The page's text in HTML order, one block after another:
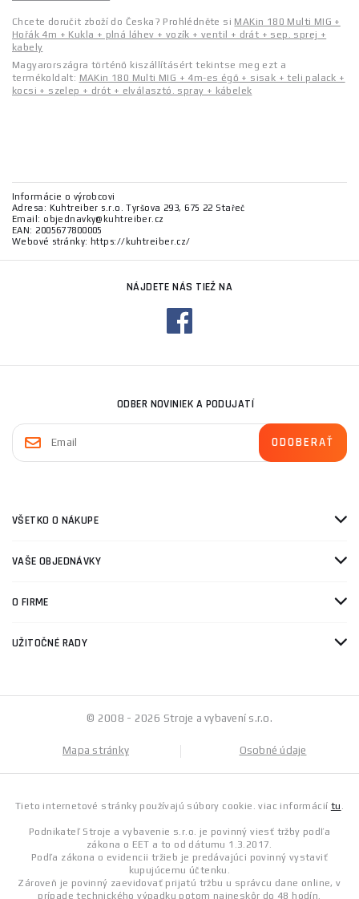
Chcete doručit zboží do Česka? Prohlédněte si MAKin 180 Multi MIG +
Hořák 4m + Kukla + plná láhev + vozík + ventil + drát + sep. sprej +
kabely
Magyarországra történő kiszállításért tekintse meg ezt a
termékoldalt: MAKin 180 Multi MIG + 4m-es égő + sisak + teli palack +
kocsi + szelep + drót + elválasztó. spray + kábelek
Informácie o výrobcovi
Adresa: Kuhtreiber s.r.o. Tyršova 293, 675 22 Stařeč
Email: objednavky@kuhtreiber.cz
EAN: 2005677800005
Webové stránky: https://kuhtreiber.cz/
NÁJDETE NÁS TIEŽ NA
ODBER NOVINIEK A PODUJATÍ
VŠETKO O NÁKUPE
VAŠE OBJEDNÁVKY
O FIRME
UŽITOČNÉ RADY
© 2008 - 2026 Stroje a vybavení s.r.o.
Mapa stránky Osobné údaje
Tieto internetové stránky používajú súbory cookie. viac informácií tu .
Podnikateľ Stroje a vybavenie s.r.o. je povinný viesť tržby podľa
zákona o EET a to od dátumu 1.3.2017.
Podľa zákona o evidencii tržieb je predávajúci povinný vystaviť
kupujúcemu účtenku.
Zároveň je povinný zaevidovať prijatú tržbu u správcu dane online, v
prípade technického výpadku potom najneskôr do 48 hodín.